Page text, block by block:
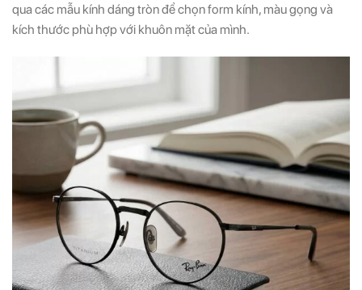
qua các mẫu kính dáng tròn để chọn form kính, màu gọng và
kích thước phù hợp với khuôn mặt của mình.